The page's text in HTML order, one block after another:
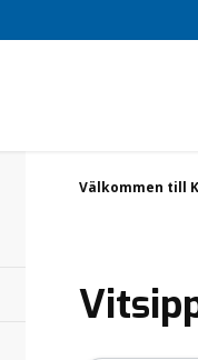
Välkommen till